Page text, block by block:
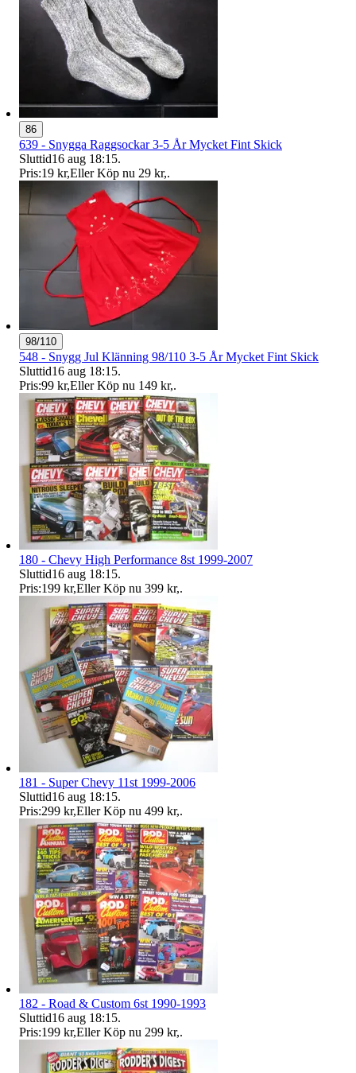
86
639 - Snygga Raggsockar 3-5 År Mycket Fint Skick
Sluttid16 aug 18:15.
Pris:19 kr,Eller Köp nu 29 kr,.
98/110
548 - Snygg Jul Klänning 98/110 3-5 År Mycket Fint Skick
Sluttid16 aug 18:15.
Pris:99 kr,Eller Köp nu 149 kr,.
180 - Chevy High Performance 8st 1999-2007
Sluttid16 aug 18:15.
Pris:199 kr,Eller Köp nu 399 kr,.
181 - Super Chevy 11st 1999-2006
Sluttid16 aug 18:15.
Pris:299 kr,Eller Köp nu 499 kr,.
182 - Road & Custom 6st 1990-1993
Sluttid16 aug 18:15.
Pris:199 kr,Eller Köp nu 299 kr,.